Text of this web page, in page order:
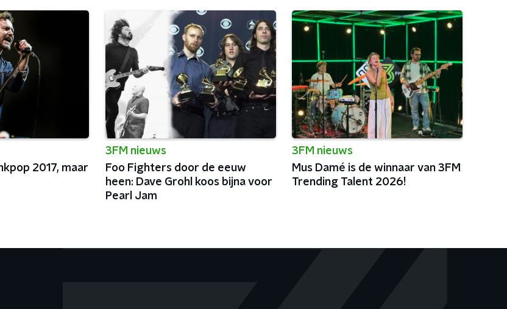
2017, maar
3FM nieuws
Foo Fighters door de eeuw
heen: Dave Grohl koos bijna voor
Pearl Jam
3FM nieuws
Mus Damé is de winnaar van 3FM
Trending Talent 2026!